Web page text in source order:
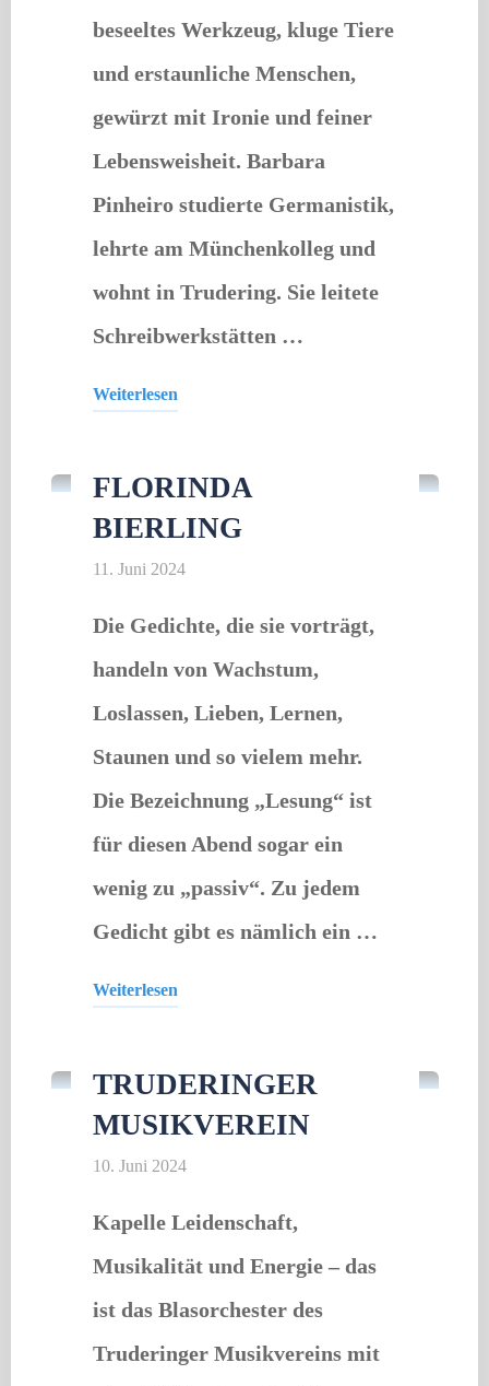
beseeltes Werkzeug, kluge Tiere
und erstaunliche Menschen,
gewürzt mit Ironie und feiner
Lebensweisheit. Barbara
Pinheiro studierte Germanistik,
lehrte am Münchenkolleg und
wohnt in Trudering. Sie leitete
Schreibwerkstätten …
Weiterlesen
FLORINDA
BIERLING
11. Juni 2024
Die Gedichte, die sie vorträgt,
handeln von Wachstum,
Loslassen, Lieben, Lernen,
Staunen und so vielem mehr.
Die Bezeichnung „Lesung“ ist
für diesen Abend sogar ein
wenig zu „passiv“. Zu jedem
Gedicht gibt es nämlich ein …
Weiterlesen
TRUDERINGER
MUSIKVEREIN
10. Juni 2024
Kapelle Leidenschaft,
Musikalität und Energie – das
ist das Blasorchester des
Truderinger Musikvereins mit